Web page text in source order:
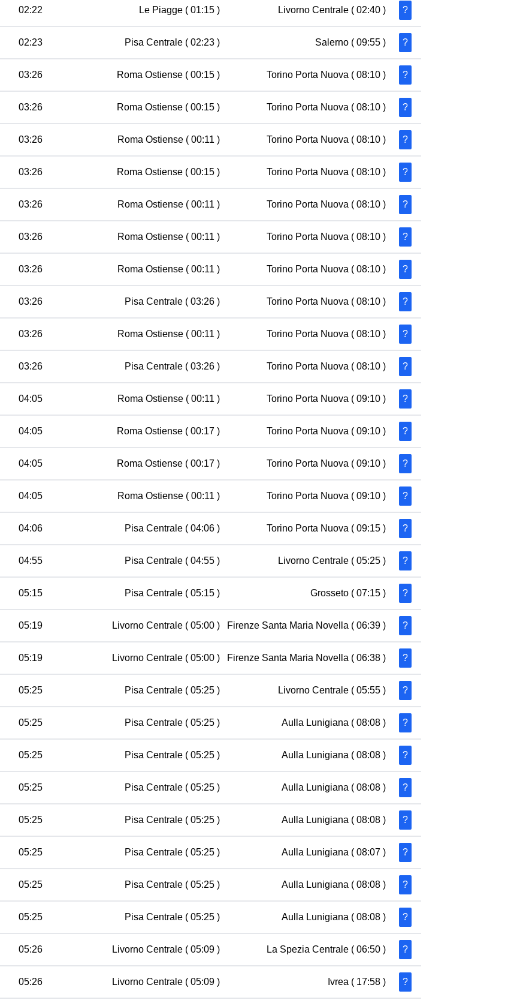
02:22 Le Piagge ( 01:15 ) Livorno Centrale ( 02:40 ) ?
02:23 Pisa Centrale ( 02:23 ) Salerno ( 09:55 ) ?
03:26 Roma Ostiense ( 00:15 ) Torino Porta Nuova ( 08:10 ) ?
03:26 Roma Ostiense ( 00:15 ) Torino Porta Nuova ( 08:10 ) ?
03:26 Roma Ostiense ( 00:11 ) Torino Porta Nuova ( 08:10 ) ?
03:26 Roma Ostiense ( 00:15 ) Torino Porta Nuova ( 08:10 ) ?
03:26 Roma Ostiense ( 00:11 ) Torino Porta Nuova ( 08:10 ) ?
03:26 Roma Ostiense ( 00:11 ) Torino Porta Nuova ( 08:10 ) ?
03:26 Roma Ostiense ( 00:11 ) Torino Porta Nuova ( 08:10 ) ?
03:26 Pisa Centrale ( 03:26 ) Torino Porta Nuova ( 08:10 ) ?
03:26 Roma Ostiense ( 00:11 ) Torino Porta Nuova ( 08:10 ) ?
03:26 Pisa Centrale ( 03:26 ) Torino Porta Nuova ( 08:10 ) ?
04:05 Roma Ostiense ( 00:11 ) Torino Porta Nuova ( 09:10 ) ?
04:05 Roma Ostiense ( 00:17 ) Torino Porta Nuova ( 09:10 ) ?
04:05 Roma Ostiense ( 00:17 ) Torino Porta Nuova ( 09:10 ) ?
04:05 Roma Ostiense ( 00:11 ) Torino Porta Nuova ( 09:10 ) ?
04:06 Pisa Centrale ( 04:06 ) Torino Porta Nuova ( 09:15 ) ?
04:55 Pisa Centrale ( 04:55 ) Livorno Centrale ( 05:25 ) ?
05:15 Pisa Centrale ( 05:15 ) Grosseto ( 07:15 ) ?
05:19 Livorno Centrale ( 05:00 ) Firenze Santa Maria Novella ( 06:39 ) ?
05:19 Livorno Centrale ( 05:00 ) Firenze Santa Maria Novella ( 06:38 ) ?
05:25 Pisa Centrale ( 05:25 ) Livorno Centrale ( 05:55 ) ?
05:25 Pisa Centrale ( 05:25 ) Aulla Lunigiana ( 08:08 ) ?
05:25 Pisa Centrale ( 05:25 ) Aulla Lunigiana ( 08:08 ) ?
05:25 Pisa Centrale ( 05:25 ) Aulla Lunigiana ( 08:08 ) ?
05:25 Pisa Centrale ( 05:25 ) Aulla Lunigiana ( 08:08 ) ?
05:25 Pisa Centrale ( 05:25 ) Aulla Lunigiana ( 08:07 ) ?
05:25 Pisa Centrale ( 05:25 ) Aulla Lunigiana ( 08:08 ) ?
05:25 Pisa Centrale ( 05:25 ) Aulla Lunigiana ( 08:08 ) ?
05:26 Livorno Centrale ( 05:09 ) La Spezia Centrale ( 06:50 ) ?
05:26 Livorno Centrale ( 05:09 ) Ivrea ( 17:58 ) ?